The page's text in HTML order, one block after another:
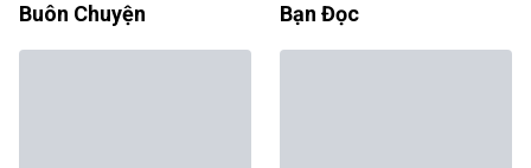
Buôn Chuyện Bạn Đọc